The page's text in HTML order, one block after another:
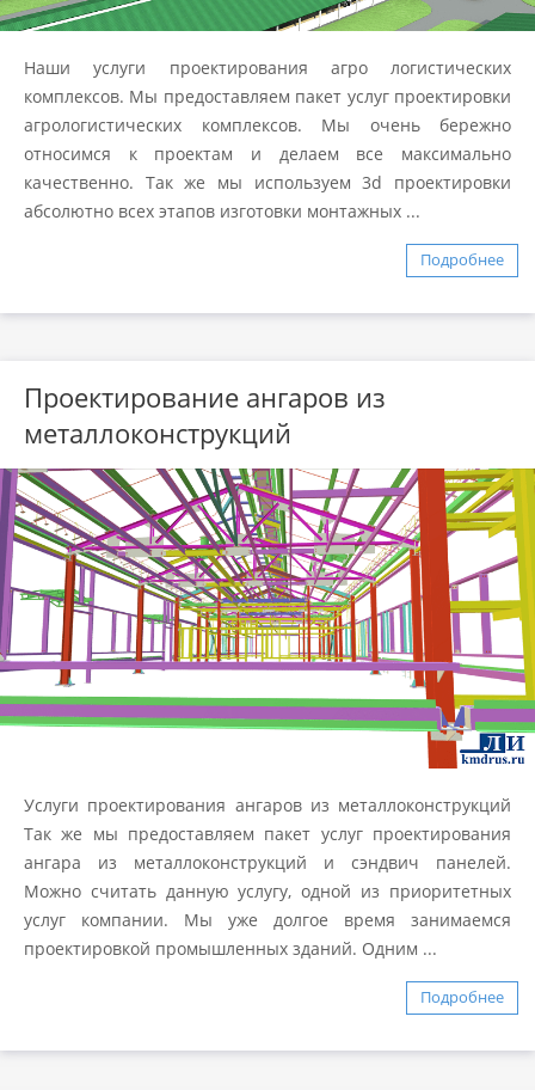
Наши услуги проектирования агро логистических
комплексов. Мы предоставляем пакет услуг проектировки
агрологистических комплексов. Мы очень бережно
относимся к проектам и делаем все максимально
качественно. Так же мы используем 3d проектировки
абсолютно всех этапов изготовки монтажных ...
Подробнее
Проектирование ангаров из
металлоконструкций
Услуги проектирования ангаров из металлоконструкций
Так же мы предоставляем пакет услуг проектирования
ангара из металлоконструкций и сэндвич панелей.
Можно считать данную услугу, одной из приоритетных
услуг компании. Мы уже долгое время занимаемся
проектировкой промышленных зданий. Одним ...
Подробнее